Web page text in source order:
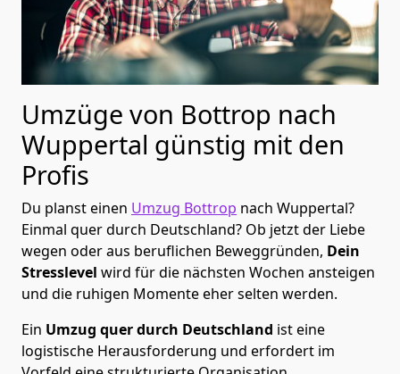
Umzüge von Bottrop nach
Wuppertal günstig mit den
Profis
Du planst einen Umzug Bottrop nach Wuppertal?
Einmal quer durch Deutschland? Ob jetzt der Liebe
wegen oder aus beruflichen Beweggründen, Dein
Stresslevel wird für die nächsten Wochen ansteigen
und die ruhigen Momente eher selten werden.
Ein Umzug quer durch Deutschland ist eine
logistische Herausforderung und erfordert im